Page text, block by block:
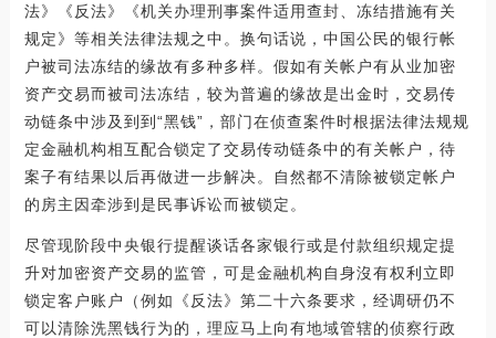
法》《反法》《机关办理刑事案件适用查封、冻结措施有关
规定》等相关法律法规之中。换句话说，中国公民的银行帐
户被司法冻结的缘故有多种多样。假如有关帐户有从业加密
资产交易而被司法冻结，较为普遍的缘故是出金时，交易传
动链条中涉及到到“黑钱”，部门在侦查案件时根据法律法规规
定金融机构相互配合锁定了交易传动链条中的有关帐户，待
案子有结果以后再做进一步解决。自然都不清除被锁定帐户
的房主因牵涉到是民事诉讼而被锁定。
尽管现阶段中央银行提醒谈话各家银行或是付款组织规定提
升对加密资产交易的监管，可是金融机构自身沒有权利立即
锁定客户账户（例如《反法》第二十六条要求，经调研仍不
可以清除洗黑钱行为的，理应马上向有地域管辖的侦察行政